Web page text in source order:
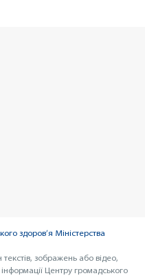
здоров’я Міністерства
зображень або відео,
Центру громадського